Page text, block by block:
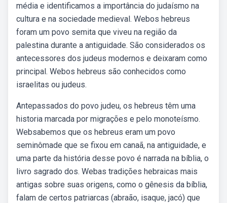
média e identificamos a importância do judaísmo na
cultura e na sociedade medieval. Webos hebreus
foram um povo semita que viveu na região da
palestina durante a antiguidade. São considerados os
antecessores dos judeus modernos e deixaram como
principal. Webos hebreus são conhecidos como
israelitas ou judeus.
Antepassados do povo judeu, os hebreus têm uma
historia marcada por migrações e pelo monoteísmo.
Websabemos que os hebreus eram um povo
seminômade que se fixou em canaã, na antiguidade, e
uma parte da história desse povo é narrada na bíblia, o
livro sagrado dos. Webas tradições hebraicas mais
antigas sobre suas origens, como o gênesis da bíblia,
falam de certos patriarcas (abraão, isaque, jacó) que